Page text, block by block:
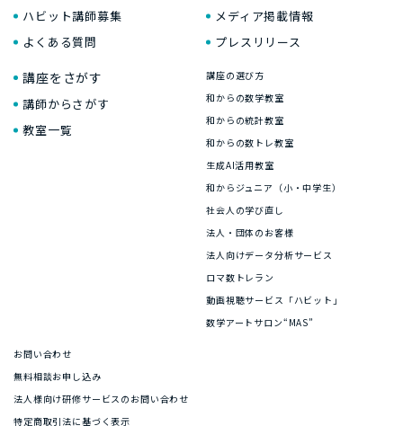
ハビット講師募集
よくある質問
メディア掲載情報
プレスリリース
講座をさがす
講師からさがす
教室一覧
講座の選び方
和からの数学教室
和からの統計教室
和からの数トレ教室
生成AI活用教室
和からジュニア（小・中学生）
社会人の学び直し
法人・団体のお客様
法人向けデータ分析サービス
ロマ数トレラン
動画視聴サービス「ハビット」
数学アートサロン“MAS”
お問い合わせ
無料相談お申し込み
法人様向け研修サービスのお問い合わせ
特定商取引法に基づく表示